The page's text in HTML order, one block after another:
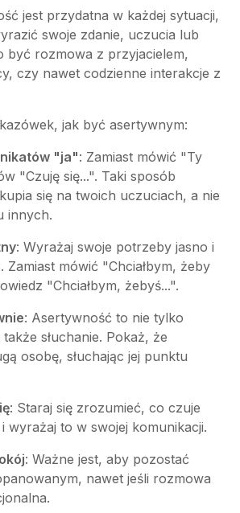
jest przydatna w każdej sytuacji,
swoje zdanie, uczucia lub
być rozmowa z przyjacielem,
czy nawet codzienne interakcje z
jak być asertywnym:
"ja": Zamiast mówić "Ty
"Czuję się...". Taki sposób
się na twoich uczuciach, a nie
innych.
: Wyrażaj swoje potrzeby jasno i
Zamiast mówić "Chciałbym, żeby
"Chciałbym, żebyś...".
: Asertywność to nie tylko
słuchanie. Pokaż, że
osobę, słuchając jej punktu
: Staraj się zrozumieć, co czuje
wyrażaj to w swojej komunikacji.
: Ważne jest, aby pozostać
nawet jeśli rozmowa